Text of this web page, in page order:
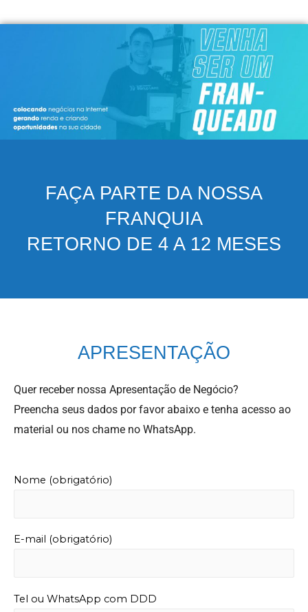
FAÇA PARTE DA NOSSA
FRANQUIA
RETORNO DE 4 A 12 MESES
APRESENTAÇÃO
Quer receber nossa Apresentação de Negócio?
Preencha seus dados por favor abaixo e tenha acesso ao
material ou nos chame no WhatsApp.
Nome (obrigatório)
E-mail (obrigatório)
Tel ou WhatsApp com DDD